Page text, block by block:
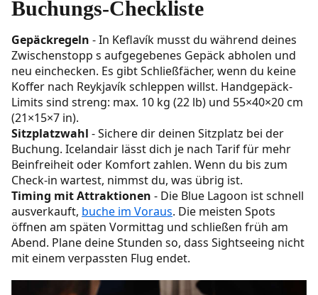
Buchungs-Checkliste
Gepäckregeln - In Keflavík musst du während deines
Zwischenstopp s aufgegebenes Gepäck abholen und
neu einchecken. Es gibt Schließfächer, wenn du keine
Koffer nach Reykjavík schleppen willst. Handgepäck-
Limits sind streng: max. 10 kg (22 lb) und 55×40×20 cm
(21×15×7 in).
Sitzplatzwahl - Sichere dir deinen Sitzplatz bei der
Buchung. Icelandair lässt dich je nach Tarif für mehr
Beinfreiheit oder Komfort zahlen. Wenn du bis zum
Check-in wartest, nimmst du, was übrig ist.
Timing mit Attraktionen - Die Blue Lagoon ist schnell
ausverkauft, buche im Voraus. Die meisten Spots
öffnen am späten Vormittag und schließen früh am
Abend. Plane deine Stunden so, dass Sightseeing nicht
mit einem verpassten Flug endet.